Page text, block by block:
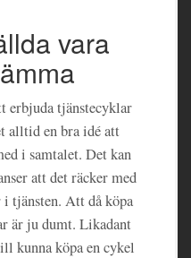
vara
erbjuda tjänstecyklar
alltid en bra idé att
i samtalet. Det kan
att det räcker med
tjänsten. Att då köpa
är ju dumt. Likadant
kunna köpa en cykel